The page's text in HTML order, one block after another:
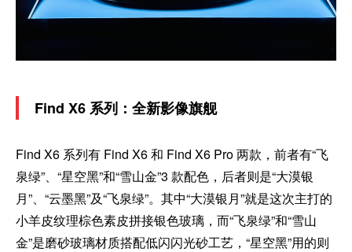
Find X6 系列：全新影像旗舰
Find X6 系列有 Find X6 和 Find X6 Pro 两款，前者有“飞
泉绿”、“星空黑”和“雪山金”3 款配色，后者则是“大漠银
月”、“云墨黑”及“飞泉绿”。其中“大漠银月”就是这次主打的
小羊皮纹理棕色素皮拼接银色玻璃，而“飞泉绿”和“雪山
金”是磨砂玻璃材质搭配低闪闪光砂工艺，“星空黑”用的则